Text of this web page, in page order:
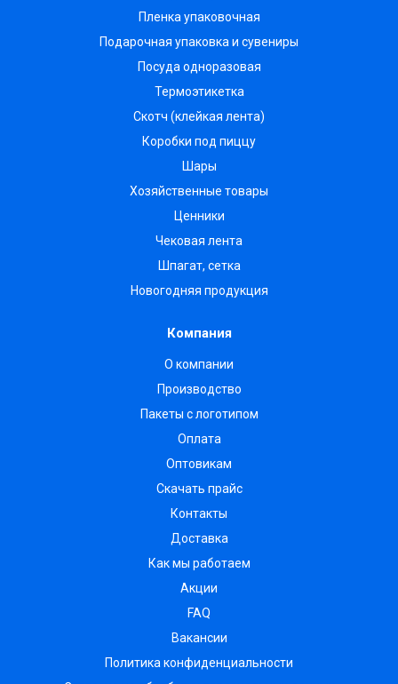
Пленка упаковочная
Подарочная упаковка и сувениры
Посуда одноразовая
Термоэтикетка
Скотч (клейкая лента)
Коробки под пиццу
Шары
Хозяйственные товары
Ценники
Чековая лента
Шпагат, сетка
Новогодняя продукция
Компания
О компании
Производство
Пакеты с логотипом
Оплата
Оптовикам
Скачать прайс
Контакты
Доставка
Как мы работаем
Акции
FAQ
Вакансии
Политика конфиденциальности